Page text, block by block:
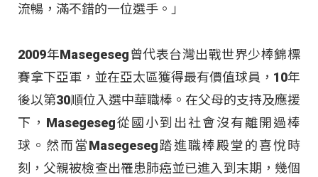
流暢，滿不錯的一位選手。」
2009年Masegeseg曾代表台灣出戰世界少棒錦標
賽拿下亞軍，並在亞太區獲得最有價值球員，10年
後以第30順位入選中華職棒。在父母的支持及應援
下，Masegeseg從國小到出社會沒有離開過棒
球。然而當Masegeseg踏進職棒殿堂的喜悅時
刻，父親被檢查出罹患肺癌並已進入到末期，幾個